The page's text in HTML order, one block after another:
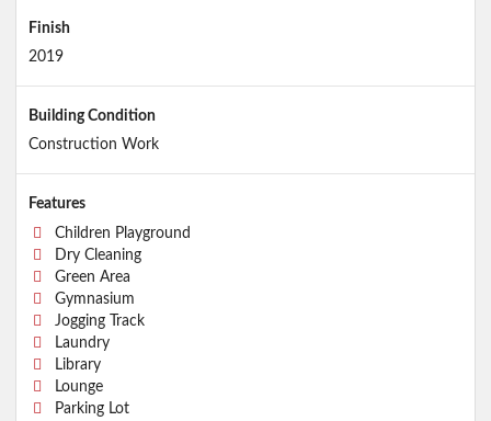
Finish
2019
Building Condition
Construction Work
Features
Children Playground
Dry Cleaning
Green Area
Gymnasium
Jogging Track
Laundry
Library
Lounge
Parking Lot